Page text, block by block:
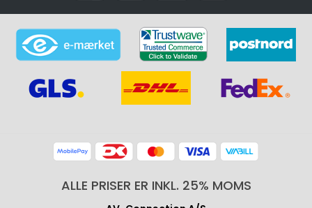
ALLE PRISER ER INKL. 25% MOMS